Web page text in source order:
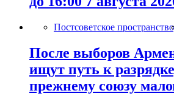
Постсоветское
После выборов
ищут путь к
прежнему союзу